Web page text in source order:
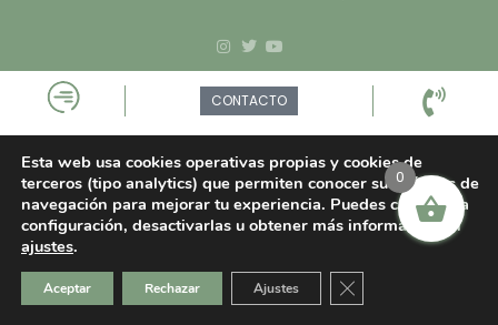
CONTACTO
Esta web usa cookies operativas propias y cookies de
terceros (tipo analytics) que permiten conocer sus hábitos de
navegación para mejorar tu experiencia. Puedes cambiar la
configuración, desactivarlas u obtener más información en
ajustes.
Aceptar Rechazar Ajustes Cerrar el banner de
0